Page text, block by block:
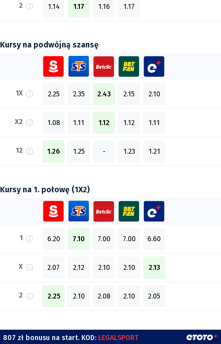
2 1.14 1.17 1.16 1.17
Kursy na podwójną szansę
1X 2.25 2.35 2.43 2.15 2.10
X2 1.08 1.11 1.12 1.12 1.11
12 1.26 1.25 - 1.23 1.21
Kursy na 1. połowę (1X2)
1 6.20 7.10 7.00 7.00 6.60
X 2.07 2.12 2.10 2.10 2.13
2 2.25 2.10 2.08 2.10 2.05
807 zł bonusu na start. KOD: LEGALSPORT